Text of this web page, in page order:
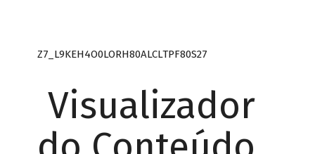
Z7_L9KEH4O0LORH80ALCLTPF80S27
Visualizador